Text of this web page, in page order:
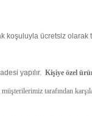
koşuluyla ücretsiz
yapılır. Kişiye özel
tarafından